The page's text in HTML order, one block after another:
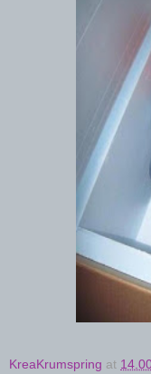
KreaKrumspring at